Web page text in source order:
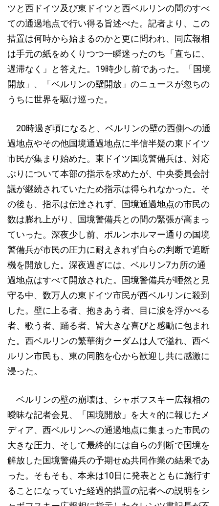
ツと西ドイツ及び東ドイツと西ベルリンの間のすべ
ての通過地点で行い得る旨述べた。記者より、この
措置は何時から始まるのかと更に問われ、同広報相
は手元の紙をめくりつつ一瞬迷ったのち「直ちに、
遅滞なく」と答えた。19時少し前であった。「国境
開放」、「ベルリンの壁開放」のニュースが忽ちの
うちに世界を駆け巡った。
20時過ぎ頃になると、ベルリンの壁の西側への通
過地点やその他国境通過地点に半信半疑の東ドイツ
市民が集まり始めた。東ドイツ国境警備兵は、対応
ぶりについて本部の指示を求めたが、中央委員会討
議が継続されていたため指示は得られなかった。そ
の後も、指示は伝達されず、国境通過地点の市民の
数は膨れ上がり、国境警備兵との間の緊張が高まっ
ていった。深夜少し前、ボルンホルマー通りの国境
警備兵が市民の圧力に耐えきれず自らの判断で遮断
機を開放した。深夜過ぎには、ベルリン7カ所の通
過地点はすべて開放された。国境警備兵が唖然と見
守る中、数万人の東ドイツ市民が西ベルリンに殺到
した。壁に上る者、抱きあう者、目に涙を浮かべる
者、歌う者、踊る者、皆大きな喜びと感動に包まれ
た。西ベルリンの繁華街クーダムは人で溢れ、西ベ
ルリン市民も、東の同胞を心から歓迎し共に感激に
浸った。
ベルリンの壁の崩壊は、シャボフスキー広報相の
曖昧な記者会見、「国境開放」を大々的に報じたメ
ディア、西ベルリンへの通過地点に集まった市民の
大きな圧力、そして最終的には自らの判断で国境を
解放した国境警備兵の予期せぬ共同作業の結果であ
った。そもそも、本来は10日に発表とともに施行す
ることになっていた経過的措置の記者への説明をシ